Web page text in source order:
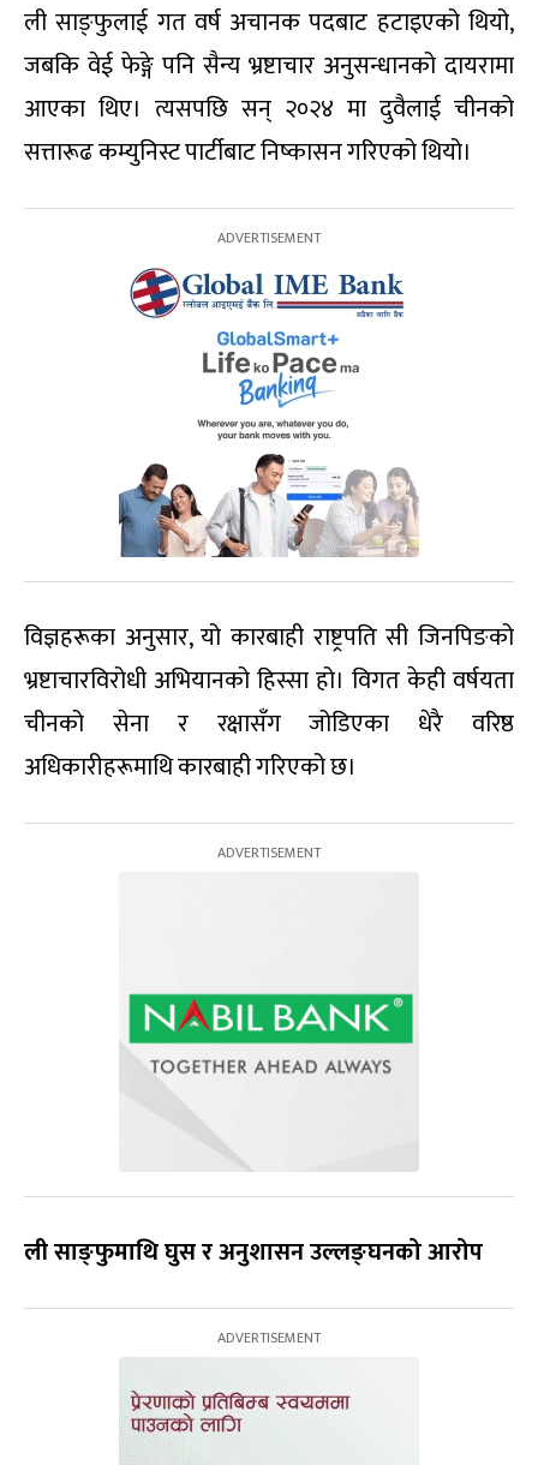
ली साङ्फुलाई गत वर्ष अचानक पदबाट हटाइएको थियो,
जबकि वेई फेङ्गे पनि सैन्य भ्रष्टाचार अनुसन्धानको दायरामा
आएका थिए। त्यसपछि सन् २०२४ मा दुवैलाई चीनको
सत्तारूढ कम्युनिस्ट पार्टीबाट निष्कासन गरिएको थियो।
विज्ञहरूका अनुसार, यो कारबाही राष्ट्रपति सी जिनपिङको
भ्रष्टाचारविरोधी अभियानको हिस्सा हो। विगत केही वर्षयता
चीनको सेना र रक्षासँग जोडिएका धेरै वरिष्ठ
अधिकारीहरूमाथि कारबाही गरिएको छ।
ली साङ्फुमाथि घुस र अनुशासन उल्लङ्घनको आरोप